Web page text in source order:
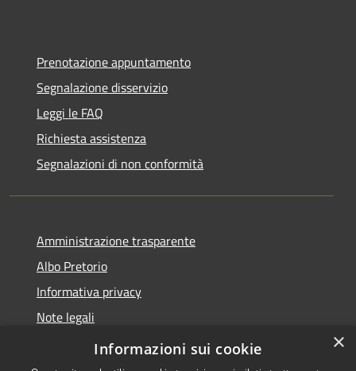
Prenotazione appuntamento
Segnalazione disservizio
Leggi le FAQ
Richiesta assistenza
Segnalazioni di non conformità
Amministrazione trasparente
Albo Pretorio
Informativa privacy
Note legali
Dichiarazione di accessibilità
×
Informazioni sui cookie